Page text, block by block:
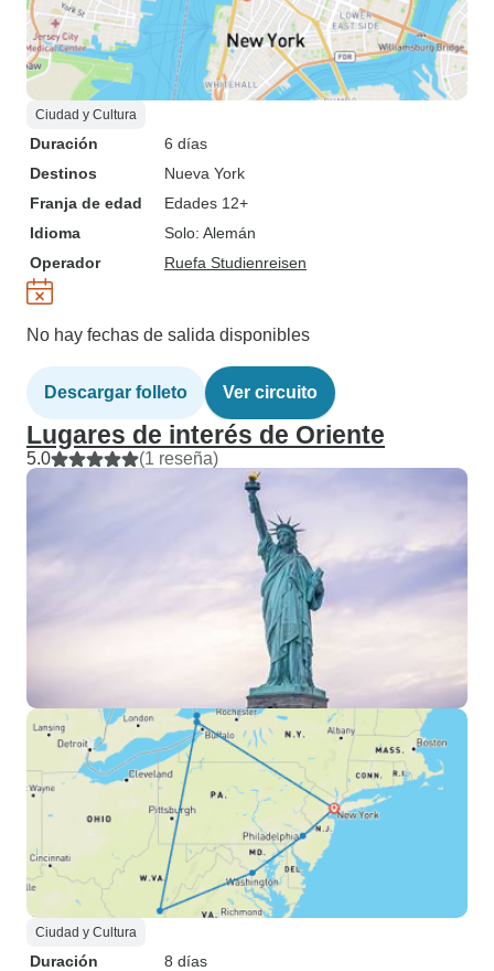
Ciudad y Cultura
Duración
6 días
Destinos
Nueva York
Franja de edad
Edades 12+
Idioma
Solo: Alemán
Operador
Ruefa Studienreisen
No hay fechas de salida disponibles
Descargar folleto Ver circuito
Lugares de interés de Oriente
5.0 (1 reseña)
Ciudad y Cultura
Duración
8 días